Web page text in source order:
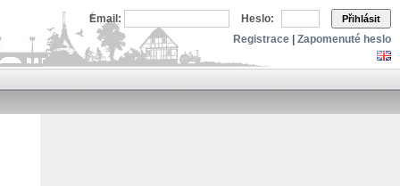
Email: Heslo: Přihlásit
Registrace Zapomenuté heslo